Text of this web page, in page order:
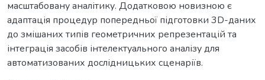
масштабовану аналітику. Додатковою новизною є
адаптація процедур попередньої підготовки 3D-даних
до змішаних типів геометричних репрезентацій та
інтеграція засобів інтелектуального аналізу для
автоматизованих дослідницьких сценаріїв.